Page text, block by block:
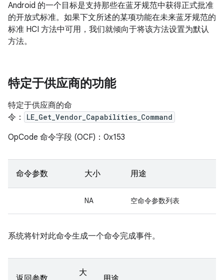
Android 的一个目标是支持那些在蓝牙规范中获得正式批准
的开放式标准。如果下文所述的某项功能在未来蓝牙规范的
标准 HCI 方法中可用，我们就倾向于将该方法设置为默认
方法。
特定于供应商的功能
特定于供应商的命
令：
LE_Get_Vendor_Capabilities_Command
OpCode 命令字段 (OCF)：0x153
命令参数 大小 用途
NA 空命令参数列表
系统将针对此命令生成一个命令完成事件。
大